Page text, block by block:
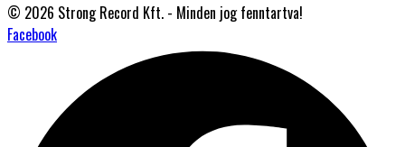
© 2026 Strong Record Kft. - Minden jog fenntartva!
Facebook